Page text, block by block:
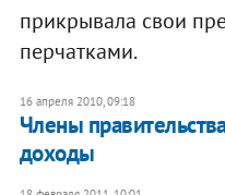
прикрывала свои
перчатками.
16 апреля 2010, 09:18
Члены
доходы